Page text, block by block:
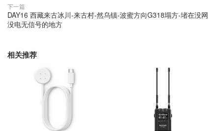
下一篇
DAY16 西藏来古冰川-来古村-然乌镇-波蜜方向G318塌方-堵在没网
没电无信号的地方
相关推荐